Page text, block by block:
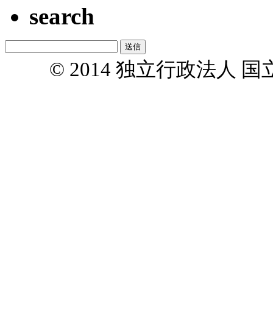
search
© 2014 独立行政法人 国